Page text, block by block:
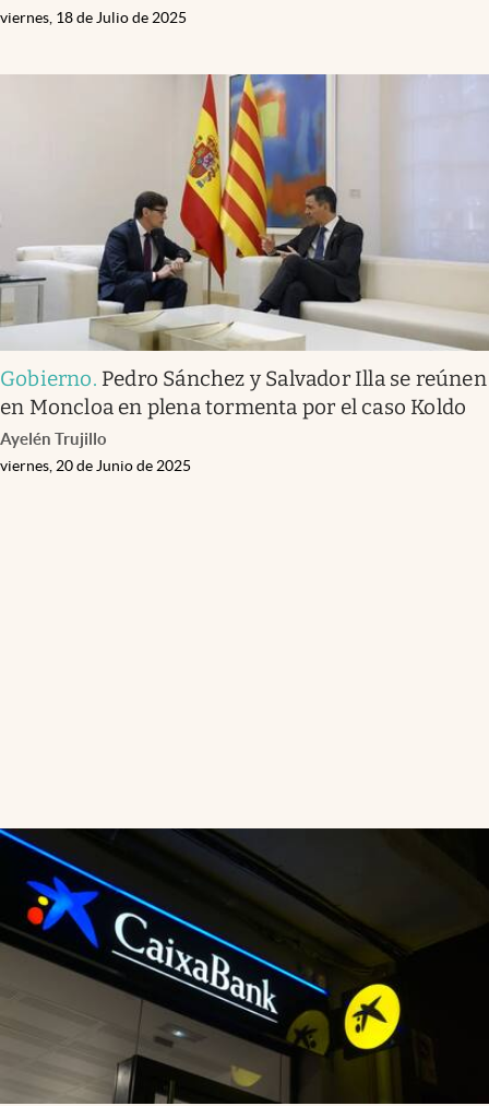
viernes, 18 de Julio de 2025
Gobierno. Pedro Sánchez y Salvador Illa se reúnen
en Moncloa en plena tormenta por el caso Koldo
Ayelén Trujillo
viernes, 20 de Junio de 2025